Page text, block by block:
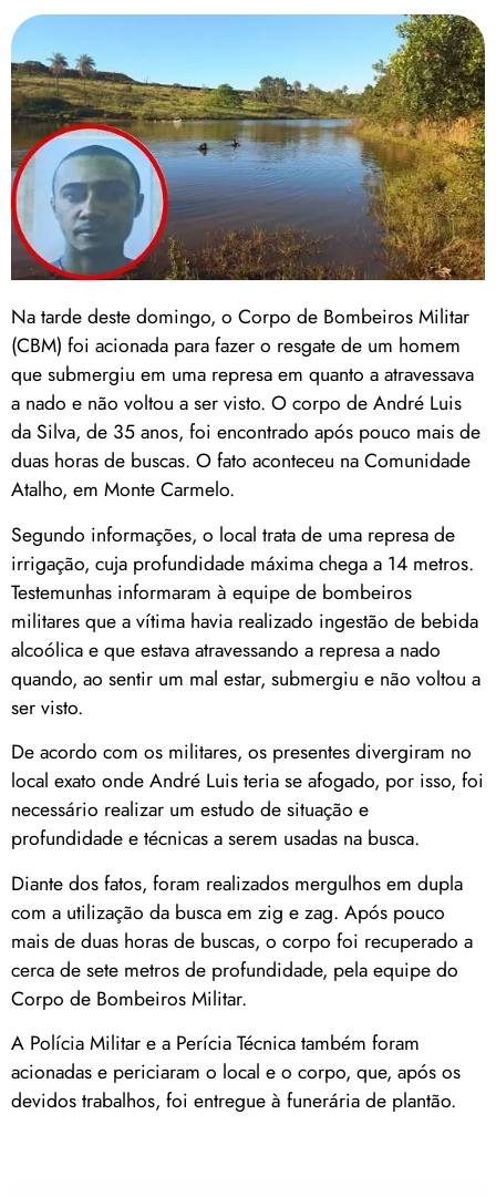
Na tarde deste domingo, o Corpo de Bombeiros Militar
(CBM) foi acionada para fazer o resgate de um homem
que submergiu em uma represa em quanto a atravessava
a nado e não voltou a ser visto. O corpo de André Luis
da Silva, de 35 anos, foi encontrado após pouco mais de
duas horas de buscas. O fato aconteceu na Comunidade
Atalho, em Monte Carmelo.
Segundo informações, o local trata de uma represa de
irrigação, cuja profundidade máxima chega a 14 metros.
Testemunhas informaram à equipe de bombeiros
militares que a vítima havia realizado ingestão de bebida
alcoólica e que estava atravessando a represa a nado
quando, ao sentir um mal estar, submergiu e não voltou a
ser visto.
De acordo com os militares, os presentes divergiram no
local exato onde André Luis teria se afogado, por isso, foi
necessário realizar um estudo de situação e
profundidade e técnicas a serem usadas na busca.
Diante dos fatos, foram realizados mergulhos em dupla
com a utilização da busca em zig e zag. Após pouco
mais de duas horas de buscas, o corpo foi recuperado a
cerca de sete metros de profundidade, pela equipe do
Corpo de Bombeiros Militar.
A Polícia Militar e a Perícia Técnica também foram
acionadas e periciaram o local e o corpo, que, após os
devidos trabalhos, foi entregue à funerária de plantão.